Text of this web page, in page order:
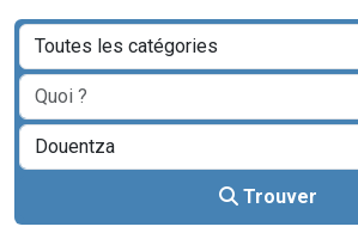
Trouver